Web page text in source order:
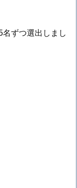
ずつ選出しまし